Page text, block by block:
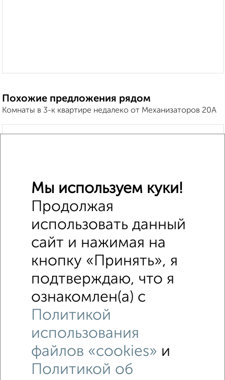
Похожие предложения рядом
Комнаты в 3-к квартире недалеко от Механизаторов 20А
Недалеко от Механизаторов 20А с ценой ниже
Комнаты в 3-к квартире
Мы используем куки!
Продолжая
использовать данный
сайт и нажимая на
кнопку «Принять», я
подтверждаю, что я
ознакомлен(а) с
Политикой
использования
файлов «cookies» и
Политикой об